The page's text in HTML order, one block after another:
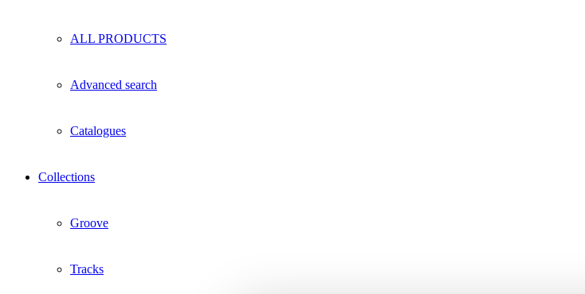
ALL PRODUCTS
Advanced search
Catalogues
Collections
Groove
Tracks